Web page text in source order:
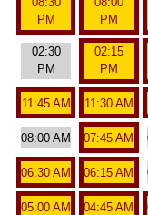
PM
PM
02:30
PM
02:15
PM
11:45 AM 11:30 AM
08:00 AM 07:45 AM
06:30 AM 06:15 AM
05:00 AM 04:45 AM